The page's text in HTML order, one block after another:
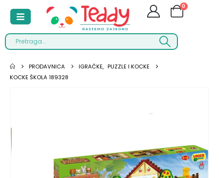
0
PRODAVNICA IGRAČKE, PUZZLE I KOCKE
KOCKE ŠKOLA 189328